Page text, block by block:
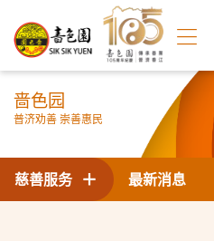
啬色园
普济劝善 崇善惠民
最新消息
慈善服务